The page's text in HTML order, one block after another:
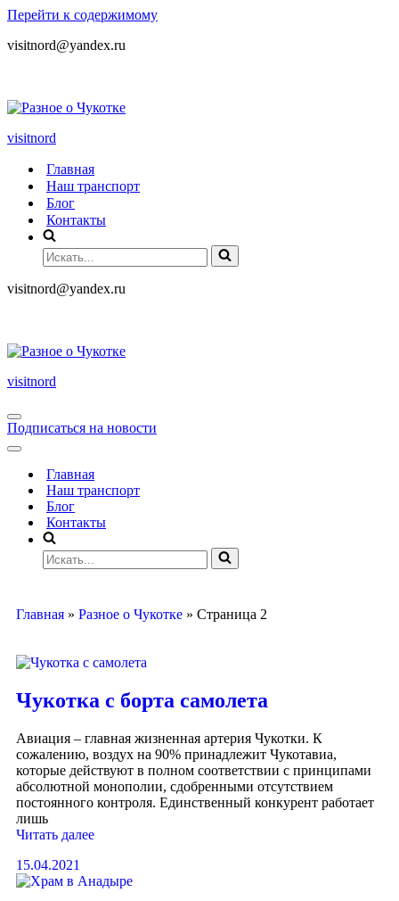
Перейти к содержимому
visitnord@yandex.ru
visitnord
Главная
Наш транспорт
Блог
Контакты
visitnord@yandex.ru
visitnord
Подписаться на новости
Главная
Наш транспорт
Блог
Контакты
Главная » Разное о Чукотке » Страница 2
Чукотка с борта самолета
Авиация – главная жизненная артерия Чукотки. К
сожалению, воздух на 90% принадлежит Чукотавиа,
которые действуют в полном соответствии с принципами
абсолютной монополии, сдобренными отсутствием
постоянного контроля. Единственный конкурент работает
лишь
Читать далее
15.04.2021